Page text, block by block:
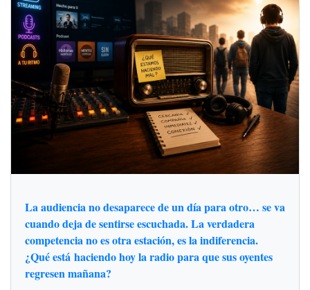
La audiencia no desaparece de un día para otro… se va
cuando deja de sentirse escuchada. La verdadera
competencia no es otra estación, es la indiferencia.
¿Qué está haciendo hoy la radio para que sus oyentes
regresen mañana?